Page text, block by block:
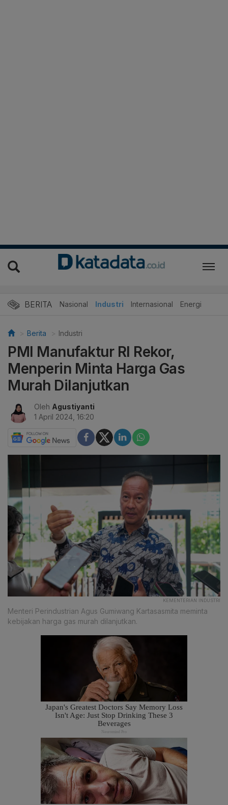
BERITA Nasional Industri Internasional Energi
Berita Industri
PMI Manufaktur RI Rekor,
Menperin Minta Harga Gas
Murah Dilanjutkan
Oleh Agustiyanti
1 April 2024, 16:20
KEMENTERIAN INDUSTRI
Menteri Perindustrian Agus Gumiwang Kartasasmita meminta
kebijakan harga gas murah dilanjutkan.